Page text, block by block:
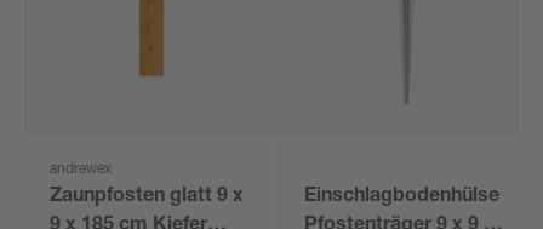
andrewex
Zaunpfosten glatt 9 x
Einschlagbodenhülse